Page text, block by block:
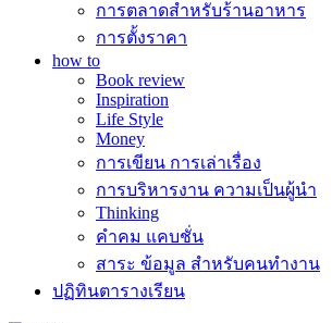
การตลาดสำหรับร้านอาหาร
การตั้งราคา
how to
Book review
Inspiration
Life Style
Money
การเขียน การเล่าเรื่อง
การบริหารงาน ความเป็นผู้นำ
Thinking
คำคม แคบชั่น
สาระ ข้อมูล สำหรับคนทำงาน
ปฏิทินตารางเรียน